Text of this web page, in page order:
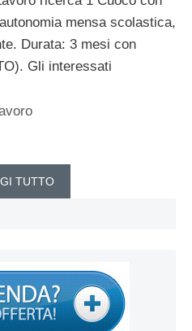
mensa scolastica,
Durata: 3 mesi con
Gli interessati
TUTTO